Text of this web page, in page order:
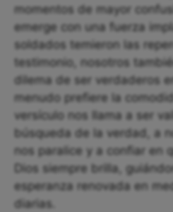
momentos de mayor
emerge con una fuerza
soldados temieron las
testimonio, nosotros
dilema de ser verdaderos
menudo prefiere la
versículo nos llama a ser
búsqueda de la verdad, a
nos paralice y a confiar en
Dios siempre brilla,
esperanza renovada en
diarias.